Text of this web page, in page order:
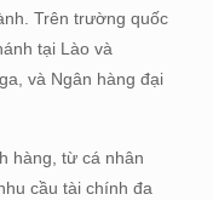
Trên trường quốc
tại Lào và
và Ngân hàng đại
hàng, từ cá nhân
cầu tài chính đa